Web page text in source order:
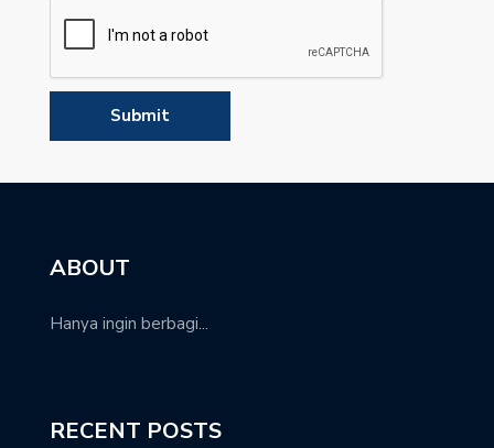
ABOUT
Hanya ingin berbagi...
RECENT POSTS